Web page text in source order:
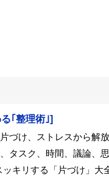
｢整理術｣]
づけ、ストレスから解
タスク、時間、議論、
キリする「片づけ」大